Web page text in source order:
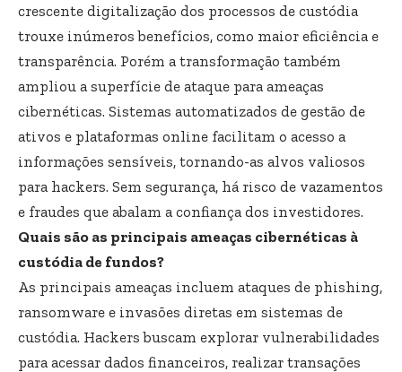
crescente digitalização dos processos de custódia
trouxe inúmeros benefícios, como maior eficiência e
transparência. Porém a transformação também
ampliou a superfície de ataque para ameaças
cibernéticas. Sistemas automatizados de gestão de
ativos e plataformas online facilitam o acesso a
informações sensíveis, tornando-as alvos valiosos
para hackers. Sem segurança, há risco de vazamentos
e fraudes que abalam a confiança dos investidores.
Quais são as principais ameaças cibernéticas à
custódia de fundos?
As principais ameaças incluem ataques de phishing,
ransomware e invasões diretas em sistemas de
custódia. Hackers buscam explorar vulnerabilidades
para acessar dados financeiros, realizar transações